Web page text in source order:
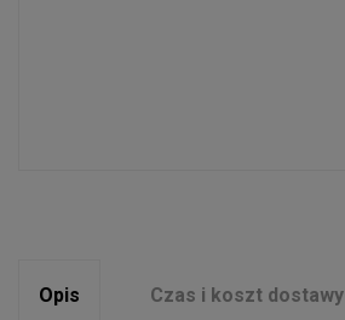
Opis Czas i koszt dostawy